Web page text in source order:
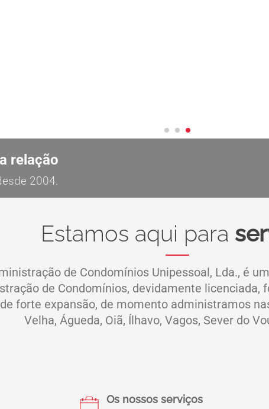
relação
2004.
Estamos aqui para
de Condomínios Unipessoal, Lda., é
de Condomínios, devidamente licenciada,
forte expansão, de momento administramos
Velha, Águeda, Oiã, Ílhavo, Vagos, Sever do
Os nossos serviços